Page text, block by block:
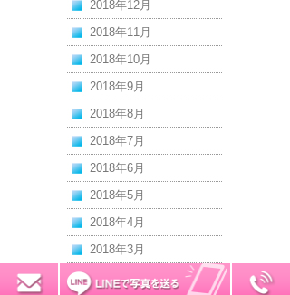
2018年12月
2018年11月
2018年10月
2018年9月
2018年8月
2018年7月
2018年6月
2018年5月
2018年4月
2018年3月
2018年2月
無料お見積り 0120-7034-32